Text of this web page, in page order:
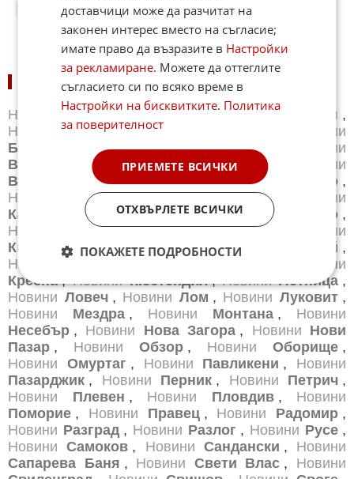
08.06.2026
НОВИНИ ПО ГРАДОВЕ:
Новини Айтос ,Новини Балчик ,Новини Банкя ,
Новини
Банско ,Новини
Новини
Бургас
Новини Бяла ,Новини Варна
Новини
Велико Търново ,Новини Велинград
Новини
Видин
Новини Враца ,Новини Габрово ,
Новини
Добрич ,Новини Каварна
Новини
Казанлък
, Новини Калофер ,Новини Карлово ,
Новини
Карнобат ,Новини Каспичан
Новини
Китен
, Новини Кнежа ,Новини Козлодуй ,
Новини
,
Новини
Кресна ,Новини Кюстендил ,Новини Летница ,
Новини Ловеч , Новини Лом , Новини Луковит ,
Новини
Мездра , Новини Монтана , Новини
Несебър , Новини Нова Загора , Новини Нови
Пазар , Новини Обзор , Новини Оборище ,
Новини
Омуртаг , Новини Павликени , Новини
Пазарджик , Новини Перник , Новини Петрич ,
Новини
Плевен , Новини Пловдив , Новини
Поморие , Новини Правец , Новини Радомир ,
Новини Разград , Новини Разлог , Новини Русе ,
Новини
Самоков , Новини Сандански , Новини
Сапарева Баня , Новини Свети Влас , Новини
доставчици може да разчитат на
законен интерес вместо на съгласие;
имате право да възразите в Настройки
за рекламиране. Можете да оттеглите
съгласието си по всяко време в
Настройки на бисквитките. Политика
за поверителност
ПРИЕМЕТЕ ВСИЧКИ
ОТХВЪРЛЕТЕ ВСИЧКИ
ПОКАЖЕТЕ ПОДРОБНОСТИ